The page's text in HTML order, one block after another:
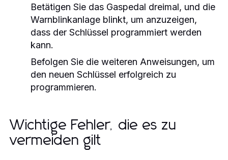
Betätigen Sie das Gaspedal dreimal, und die
Warnblinkanlage blinkt, um anzuzeigen,
dass der Schlüssel programmiert werden
kann.
Befolgen Sie die weiteren Anweisungen, um
den neuen Schlüssel erfolgreich zu
programmieren.
Wichtige Fehler, die es zu
vermeiden gilt